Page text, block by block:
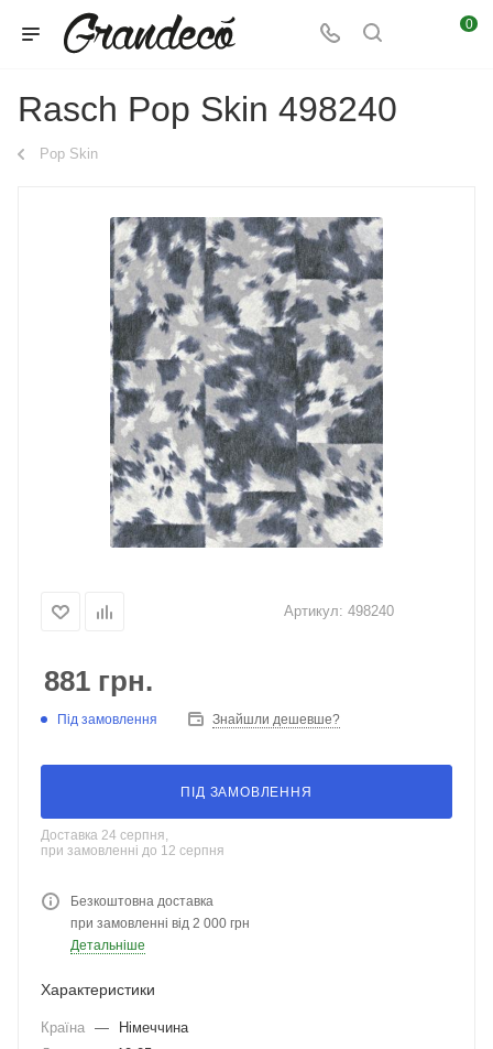
0
Rasch Pop Skin 498240
Pop Skin
Артикул: 498240
881 грн.
Під замовлення Знайшли дешевше?
ПІД ЗАМОВЛЕННЯ
Доставка 24 серпня,
при замовленні до 12 серпня
Безкоштовна доставка
при замовленні від 2 000 грн
Детальніше
Характеристики
Країна —
Німеччина